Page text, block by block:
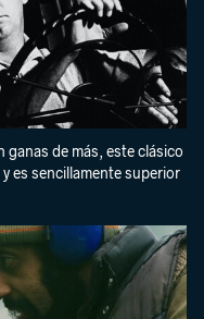
ganas de más, este clásico
es sencillamente superior